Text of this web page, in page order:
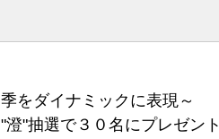
をダイナミックに表現～
"抽選で３０名にプレゼント